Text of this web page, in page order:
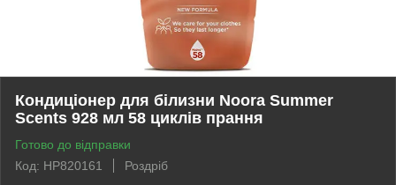
Кондиціонер для білизни Noora Summer
Scents 928 мл 58 циклів прання
Готово до відправки
Код: HP820161
Роздріб